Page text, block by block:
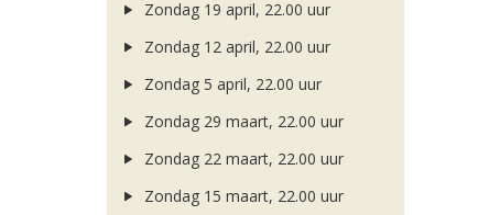
Zondag 19 april, 22.00 uur
Zondag 12 april, 22.00 uur
Zondag 5 april, 22.00 uur
Zondag 29 maart, 22.00 uur
Zondag 22 maart, 22.00 uur
Zondag 15 maart, 22.00 uur